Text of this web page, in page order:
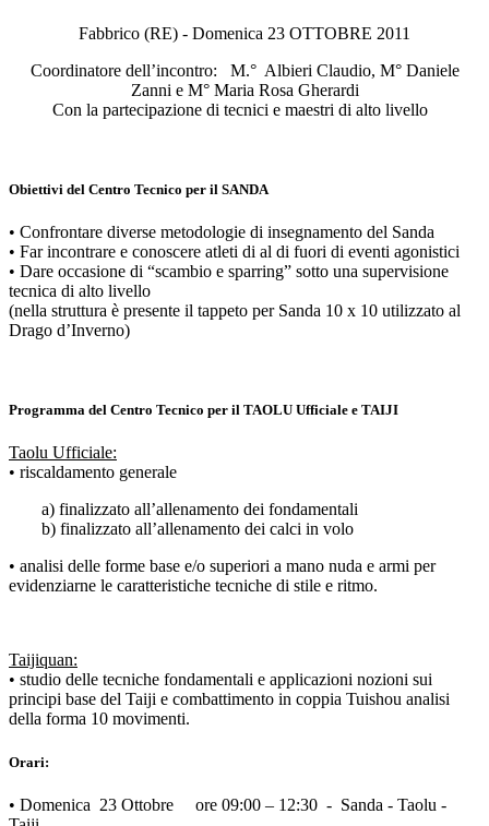
Fabbrico (RE) - Domenica 23 OTTOBRE 2011
Coordinatore dell’incontro: M.° Albieri Claudio, M° Daniele
Zanni e M° Maria Rosa Gherardi
Con la partecipazione di tecnici e maestri di alto livello
Obiettivi del Centro Tecnico per il SANDA
• Confrontare diverse metodologie di insegnamento del Sanda
• Far incontrare e conoscere atleti di al di fuori di eventi agonistici
• Dare occasione di “scambio e sparring” sotto una supervisione
tecnica di alto livello
(nella struttura è presente il tappeto per Sanda 10 x 10 utilizzato al
Drago d’Inverno)
Programma del Centro Tecnico per il TAOLU Ufficiale e TAIJI
Taolu Ufficiale:
• riscaldamento generale
a) finalizzato all’allenamento dei fondamentali
b) finalizzato all’allenamento dei calci in volo
• analisi delle forme base e/o superiori a mano nuda e armi per
evidenziarne le caratteristiche tecniche di stile e ritmo.
Taijiquan:
• studio delle tecniche fondamentali e applicazioni nozioni sui
principi base del Taiji e combattimento in coppia Tuishou analisi
della forma 10 movimenti.
Orari:
• Domenica 23 Ottobre ore 09:00 – 12:30 - Sanda - Taolu -